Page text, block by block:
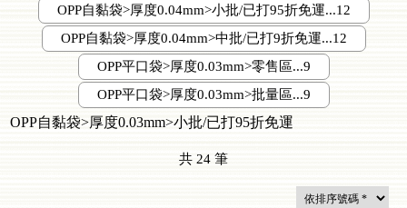
OPP自黏袋>厚度0.04mm>小批/已打95折免運...12
OPP自黏袋>厚度0.04mm>中批/已打9折免運...12
OPP平口袋>厚度0.03mm>零售區...9
OPP平口袋>厚度0.03mm>批量區...9
OPP自黏袋>厚度0.03mm>小批/已打95折免運
共 24 筆